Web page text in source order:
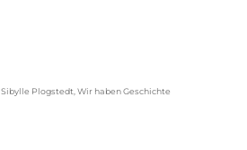
,Sibylle Plogstedt ,Wir haben Geschichte